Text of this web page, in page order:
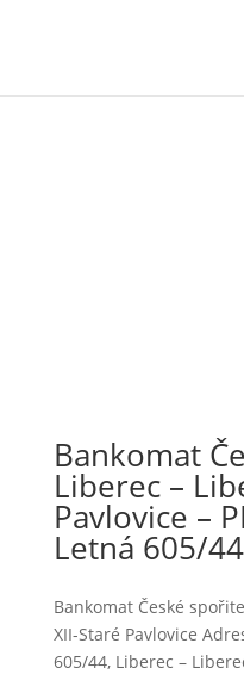
Bankomat
Liberec –
Pavlovice –
Letná 605/44
Bankomat České
XII-Staré Pavlovice
605/44, Liberec –